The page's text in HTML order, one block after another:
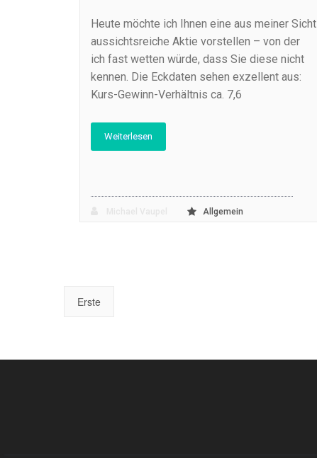
Heute möchte ich Ihnen eine aus meiner Sicht
aussichtsreiche Aktie vorstellen – von der
ich fast wetten würde, dass Sie diese nicht
kennen. Die Eckdaten sehen exzellent aus:
Kurs-Gewinn-Verhältnis ca. 7,6
Weiterlesen
Allgemein
Erste